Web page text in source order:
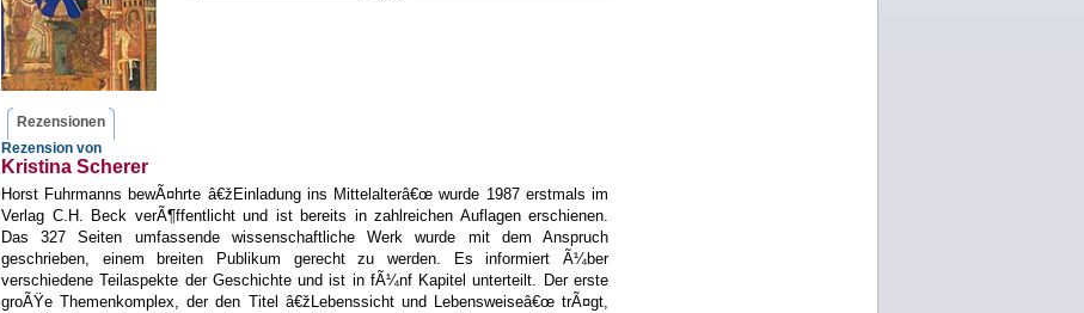
Rezensionen
Rezension von
Kristina Scherer
Horst Fuhrmanns bewÃ¤hrte â€žEinladung ins Mittelalterâ€œ wurde 1987 erstmals im
Verlag C.H. Beck verÃ¶ffentlicht und ist bereits in zahlreichen Auflagen erschienen.
Das 327 Seiten umfassende wissenschaftliche Werk wurde mit dem Anspruch
geschrieben, einem breiten Publikum gerecht zu werden. Es informiert Ã¼ber
verschiedene Teilaspekte der Geschichte und ist in fÃ¼nf Kapitel unterteilt. Der erste
groÃŸe Themenkomplex, der den Titel â€žLebenssicht und Lebensweiseâ€œ trÃ¤gt,